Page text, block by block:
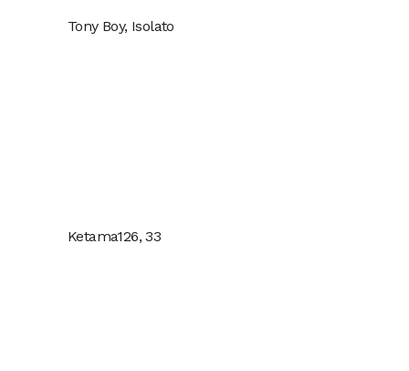
Tony Boy, Isolato
Ketama126, 33